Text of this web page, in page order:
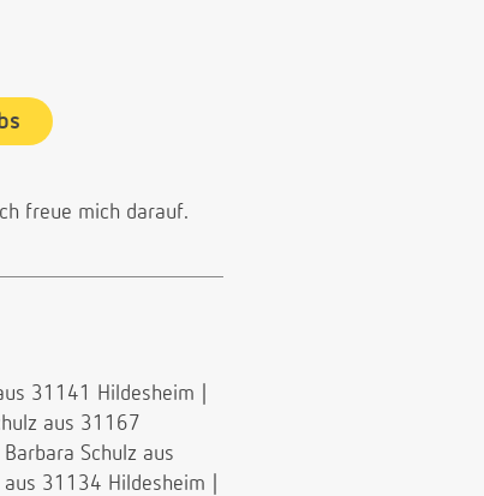
freue mich darauf.
31141 Hildesheim
aus 31167
Barbara Schulz aus
aus 31134 Hildesheim